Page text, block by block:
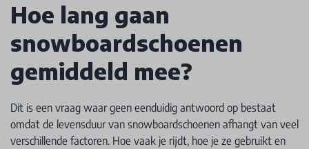
Hoe lang gaan
snowboardschoenen
gemiddeld mee?
Dit is een vraag waar geen eenduidig antwoord op bestaat
omdat de levensduur van snowboardschoenen afhangt van veel
verschillende factoren. Hoe vaak je rijdt, hoe je ze gebruikt en